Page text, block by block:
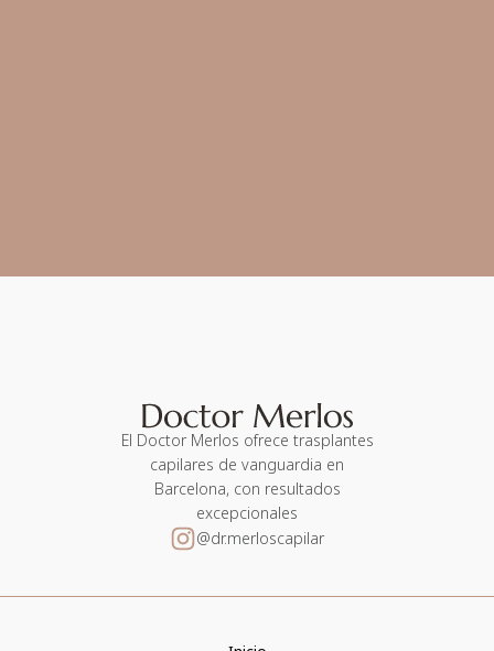
El Doctor Merlos ofrece trasplantes
capilares de vanguardia en
Barcelona, con resultados
excepcionales
@dr.merloscapilar